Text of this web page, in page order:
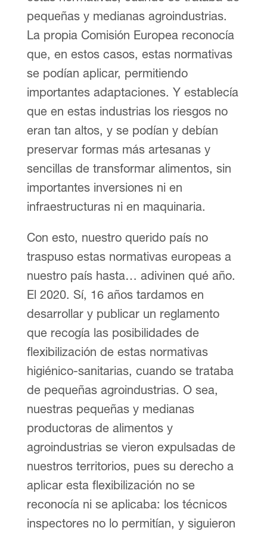
pequeñas y medianas agroindustrias.
La propia Comisión Europea reconocía
que, en estos casos, estas normativas
se podían aplicar, permitiendo
importantes adaptaciones. Y establecía
que en estas industrias los riesgos no
eran tan altos, y se podían y debían
preservar formas más artesanas y
sencillas de transformar alimentos, sin
importantes inversiones ni en
infraestructuras ni en maquinaria.
Con esto, nuestro querido país no
traspuso estas normativas europeas a
nuestro país hasta… adivinen qué año.
El 2020. Sí, 16 años tardamos en
desarrollar y publicar un reglamento
que recogía las posibilidades de
flexibilización de estas normativas
higiénico-sanitarias, cuando se trataba
de pequeñas agroindustrias. O sea,
nuestras pequeñas y medianas
productoras de alimentos y
agroindustrias se vieron expulsadas de
nuestros territorios, pues su derecho a
aplicar esta flexibilización no se
reconocía ni se aplicaba: los técnicos
inspectores no lo permitían, y siguieron